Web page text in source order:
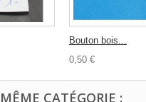
Bouton bois...
0,50 €
CATÉGORIE :